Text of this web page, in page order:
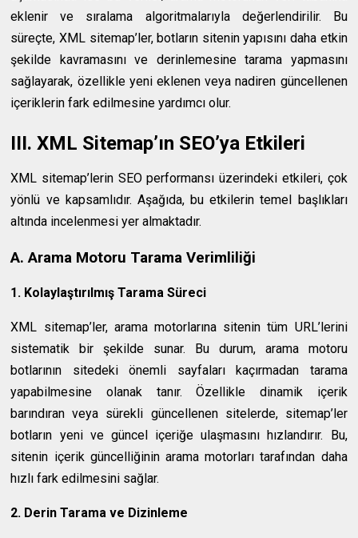
eklenir ve sıralama algoritmalarıyla değerlendirilir. Bu
süreçte, XML sitemap’ler, botların sitenin yapısını daha etkin
şekilde kavramasını ve derinlemesine tarama yapmasını
sağlayarak, özellikle yeni eklenen veya nadiren güncellenen
içeriklerin fark edilmesine yardımcı olur.
III. XML Sitemap’ın SEO’ya Etkileri
XML sitemap’lerin SEO performansı üzerindeki etkileri, çok
yönlü ve kapsamlıdır. Aşağıda, bu etkilerin temel başlıkları
altında incelenmesi yer almaktadır.
A. Arama Motoru Tarama Verimliliği
1. Kolaylaştırılmış Tarama Süreci
XML sitemap’ler, arama motorlarına sitenin tüm URL’lerini
sistematik bir şekilde sunar. Bu durum, arama motoru
botlarının sitedeki önemli sayfaları kaçırmadan tarama
yapabilmesine olanak tanır. Özellikle dinamik içerik
barındıran veya sürekli güncellenen sitelerde, sitemap’ler
botların yeni ve güncel içeriğe ulaşmasını hızlandırır. Bu,
sitenin içerik güncelliğinin arama motorları tarafından daha
hızlı fark edilmesini sağlar.
2. Derin Tarama ve Dizinleme